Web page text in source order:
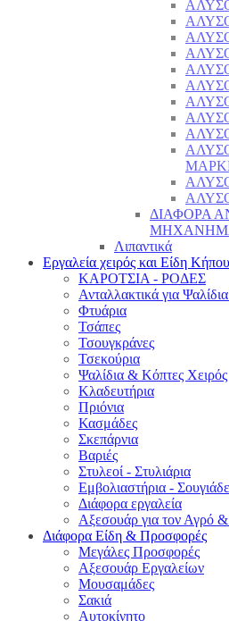
ΔΙΑΦΟΡΑ
Λιπαντικά
Εργαλεία χειρός και Είδη Κήπου
ΚΑΡΟΤΣΙΑ - ΡΟΔΕΣ
Ανταλλακτικά για
Φτυάρια
Τσάπες
Τσουγκράνες
Τσεκούρια
Ψαλίδια & Κόπτες Χειρός
Κλαδευτήρια
Πριόνια
Κασμάδες
Σκεπάρνια
Βαριές
Στυλεοί - Στυλιάρια
Εμβολιαστήρια -
Διάφορα εργαλεία
Αξεσουάρ για τον Αγρό
Διάφορα Είδη & Προσφορές
Μεγάλες Προσφορές
Αξεσουάρ Εργαλείων
Μουσαμάδες
Σακιά
Αυτοκίνητο